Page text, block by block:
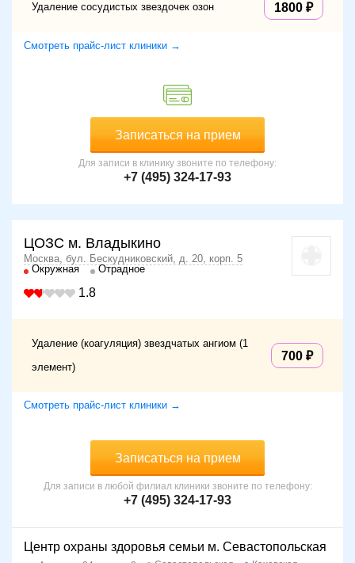
Удаление сосудистых звездочек озон 1800
Смотреть прайс-лист клиники →
Записаться на прием
Для записи в клинику звоните по телефону:
+7 (495) 324-17-93
ЦОЗС м. Владыкино
Москва, бул. Бескудниковский, д. 20, корп. 5
Окружная
Отрадное
1.8
Удаление (коагуляция) звездчатых ангиом (1
элемент)
700
Смотреть прайс-лист клиники →
Записаться на прием
Для записи в любой филиал клиники звоните по телефону:
+7 (495) 324-17-93
Центр охраны здоровья семьи м. Севастопольская